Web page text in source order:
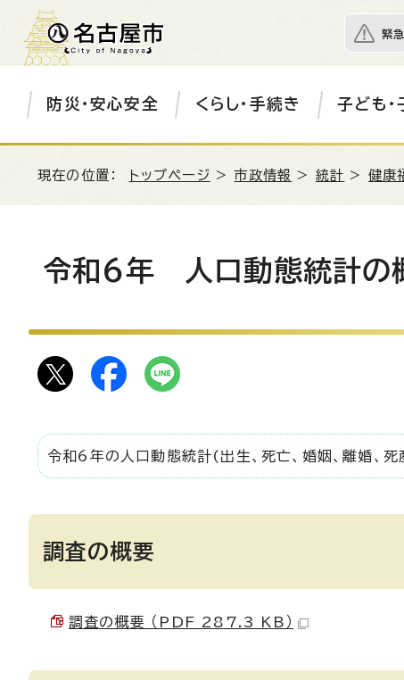
緊
防災・安心安全 くらし・手続き 子ども・
現在の位置： トップページ >市政情報 > 統計 > 健康
令和6年 人口動態統計の
令和6年の人口動態統計(出生、死亡、婚姻、離婚、
調査の概要
調査の概要 （PDF 287.3 KB）